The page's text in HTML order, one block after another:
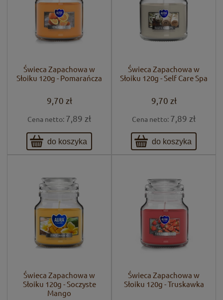
Świeca Zapachowa w
Słoiku 120g - Pomarańcza
9,70 zł
Cena netto: 7,89 zł
do koszyka
Świeca Zapachowa w
Słoiku 120g - Self Care Spa
9,70 zł
Cena netto: 7,89 zł
do koszyka
Świeca Zapachowa w
Słoiku 120g - Soczyste
Mango
Świeca Zapachowa w
Słoiku 120g - Truskawka